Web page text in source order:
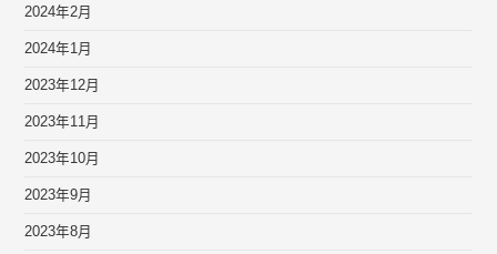
2024年2月
2024年1月
2023年12月
2023年11月
2023年10月
2023年9月
2023年8月